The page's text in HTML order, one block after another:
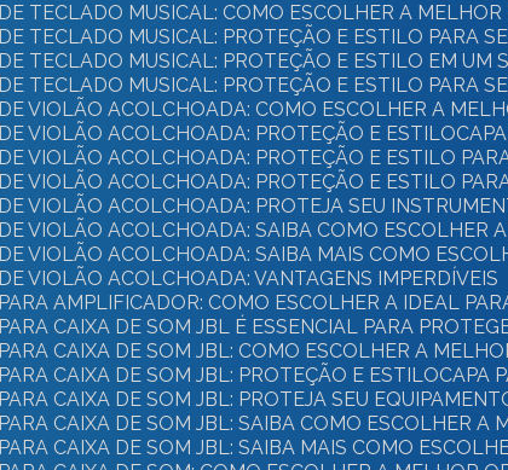
DE TECLADO MUSICAL: COMO ESCOLHER A
DE TECLADO MUSICAL: PROTEÇÃO E ESTILO PARA
DE TECLADO MUSICAL: PROTEÇÃO E ESTILO EM UM
DE TECLADO MUSICAL: PROTEÇÃO E ESTILO PARA
DE VIOLÃO ACOLCHOADA: COMO ESCOLHER A
DE VIOLÃO ACOLCHOADA: PROTEÇÃO E ESTILO
DE VIOLÃO ACOLCHOADA: PROTEÇÃO E ESTILO
DE VIOLÃO ACOLCHOADA: PROTEÇÃO E ESTILO
DE VIOLÃO ACOLCHOADA: PROTEJA SEU
DE VIOLÃO ACOLCHOADA: SAIBA COMO ESCOLHER
DE VIOLÃO ACOLCHOADA: SAIBA MAIS COMO
DE VIOLÃO ACOLCHOADA: VANTAGENS IMPERDÍVEIS
PARA AMPLIFICADOR: COMO ESCOLHER A IDEAL
PARA CAIXA DE SOM JBL É ESSENCIAL PARA
PARA CAIXA DE SOM JBL: COMO ESCOLHER A
PARA CAIXA DE SOM JBL: PROTEÇÃO E ESTILO
CAPA
PARA CAIXA DE SOM JBL: PROTEJA SEU
PARA CAIXA DE SOM JBL: SAIBA COMO ESCOLHER
PARA CAIXA DE SOM JBL: SAIBA MAIS COMO